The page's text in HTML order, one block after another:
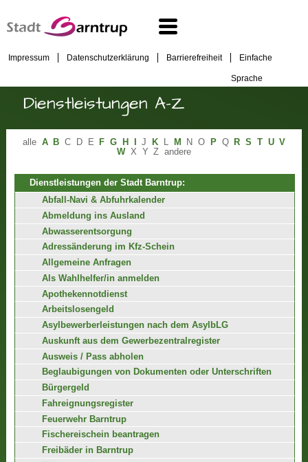
Impressum Datenschutzerklärung Barrierefreiheit Einfache
Sprache
Dienstleistungen A-Z
alle A B C D E F G H J K L M N O P Q R S T U V
W X Y Z andere
Dienstleistungen der Stadt Barntrup:
Abfall-Navi & Abfuhrkalender
Abmeldung ins Ausland
Abwasserentsorgung
Adressänderung im Kfz-Schein
Allgemeine Anfragen
Als Wahlhelfer/in anmelden
Apothekennotdienst
Arbeitslosengeld
Asylbewerberleistungen nach dem AsylbLG
Auskunft aus dem Gewerbezentralregister
Ausweis / Pass abholen
Beglaubigungen von Dokumenten oder Unterschriften
Bürgergeld
Fahreignungsregister
Feuerwehr Barntrup
Fischereischein beantragen
Freibäder in Barntrup